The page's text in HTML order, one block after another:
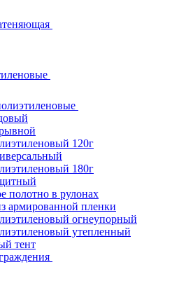
120г
180г
полотно в рулонах
армированной пленки
огнеупорный
утепленный
тент